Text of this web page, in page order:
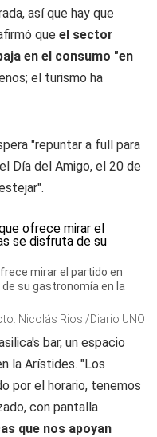
así que hay que
que el sector
en el consumo "en
el turismo ha
"repuntar a full para
Día del Amigo, el 20 de
mirar el partido en
su gastronomía en la
Nicolás Rios /Diario UNO
bar, un espacio
la Arístides. "Los
por el horario, tenemos
con pantalla
que nos apoyan